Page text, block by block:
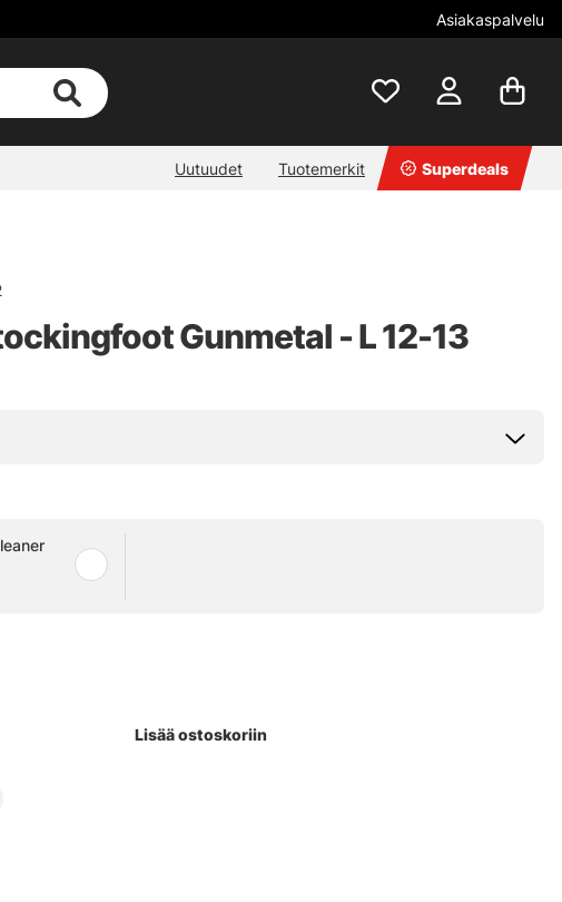
Asiakaspalvelu
Uutuudet Tuotemerkit Superdeals
Gunmetal - L 12-13
Lisää ostoskoriin